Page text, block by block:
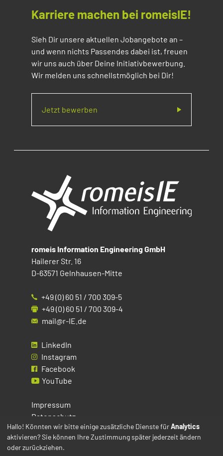
Karriere machen bei romeisIE!
Sieh Dir unsere aktuellen Jobangebote an –
und wenn nichts Passendes dabei ist, freuen
wir uns auch über Deine Initiativbewerbung.
Wir melden uns schnellstmöglich bei Dir!
Jetzt bewerben
romeis Information Engineering GmbH
Hailerer Str. 16
D-63571 Gelnhausen-Mitte
+49 (0) 60 51 / 700 309-5
+49 (0) 60 51 / 700 309-4
mail@r-IE.de
LinkedIn
Instagram
Facebook
YouTube
Impressum
Datenschutz
Cookies
Hallo! Könnten wir bitte einige zusätzliche Dienste fürAnalytics
aktivieren? Sie können Ihre Zustimmung später jederzeit ändern
oder zurückziehen.